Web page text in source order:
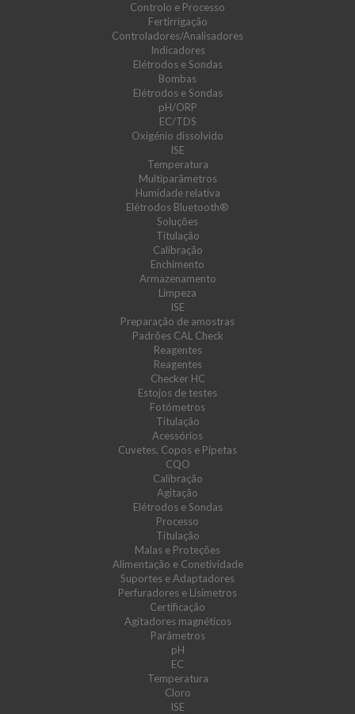
Controlo e Processo
Fertirrigação
Controladores/Analisadores
Indicadores
Elétrodos e Sondas
Bombas
Elétrodos e Sondas
pH/ORP
EC/TDS
Oxigénio dissolvido
ISE
Temperatura
Multiparâmetros
Humidade relativa
Elétrodos Bluetooth®
Soluções
Titulação
Calibração
Enchimento
Armazenamento
Limpeza
ISE
Preparação de amostras
Padrões CAL Check
Reagentes
Reagentes
Checker HC
Estojos de testes
Fotómetros
Titulação
Acessórios
Cuvetes, Copos e Pipetas
CQO
Calibração
Agitação
Elétrodos e Sondas
Processo
Titulação
Malas e Proteções
Alimentação e Conetividade
Suportes e Adaptadores
Perfuradores e Lisímetros
Certificação
Agitadores magnéticos
Parâmetros
pH
EC
Temperatura
Cloro
ISE